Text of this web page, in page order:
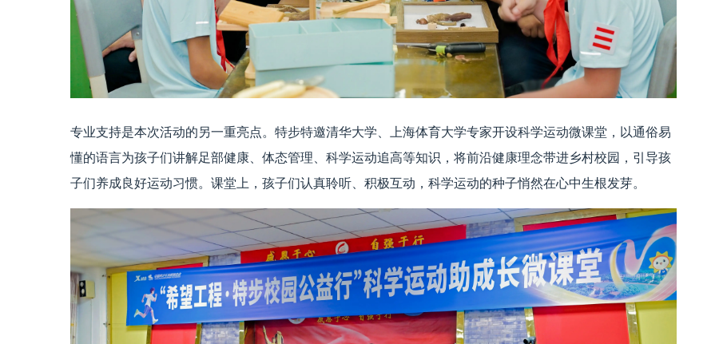
专业支持是本次活动的另一重亮点。特步特邀清华大学、上海体育大学专家开设科学运动微课堂，以通俗易
懂的语言为孩子们讲解足部健康、体态管理、科学运动追高等知识，将前沿健康理念带进乡村校园，引导孩
子们养成良好运动习惯。课堂上，孩子们认真聆听、积极互动，科学运动的种子悄然在心中生根发芽。